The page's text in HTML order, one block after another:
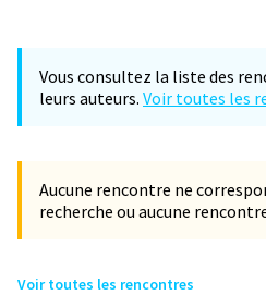
Vous consultez la liste des
leurs auteurs. Voir toutes les
Aucune rencontre ne
recherche ou aucune
Voir toutes les rencontres